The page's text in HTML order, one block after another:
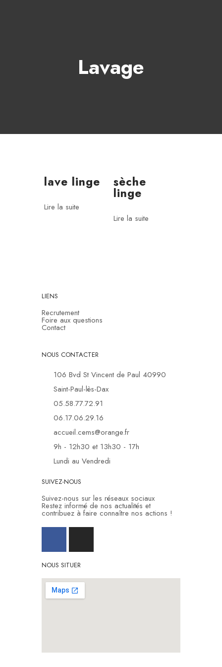
Lavage
lave linge
Lire la suite
sèche
linge
Lire la suite
LIENS
Recrutement
Foire aux questions
Contact
NOUS CONTACTER
106 Bvd St Vincent de Paul 40990
Saint-Paul-lès-Dax
05.58.77.72.91
06.17.06.29.16
accueil.cems@orange.fr
9h - 12h30 et 13h30 - 17h
Lundi au Vendredi
SUIVEZ-NOUS
Suivez-nous sur les réseaux sociaux
Restez informé de nos actualités et
contribuez à faire connaître nos actions !
NOUS SITUER